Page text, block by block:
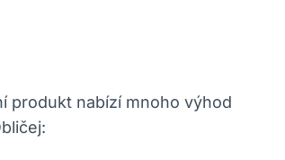
produkt nabízí mnoho výhod